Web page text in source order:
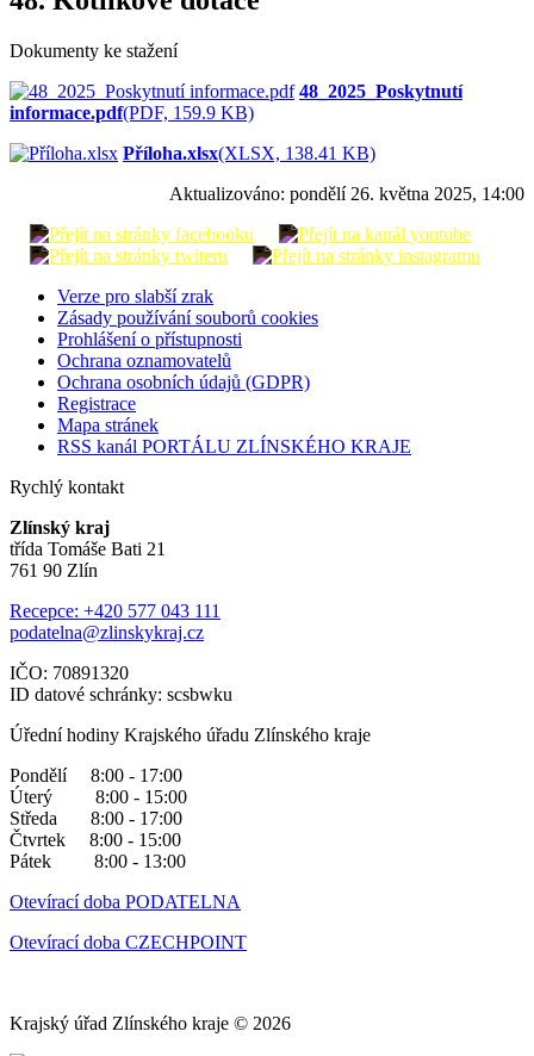
Dokumenty ke stažení
48_2025_Poskytnutí
informace.pdf(PDF, 159.9 KB)
Příloha.xlsx(XLSX, 138.41 KB)
Aktualizováno: pondělí 26. května 2025, 14:00
Verze pro slabší zrak
Zásady používání souborů cookies
Prohlášení o přístupnosti
Ochrana oznamovatelů
Ochrana osobních údajů (GDPR)
Registrace
Mapa stránek
RSS kanál PORTÁLU ZLÍNSKÉHO KRAJE
Rychlý kontakt
Zlínský kraj
třída Tomáše Bati 21
761 90 Zlín
Recepce: +420 577 043 111
podatelna@zlinskykraj.cz
IČO: 70891320
ID datové schránky: scsbwku
Úřední hodiny Krajského úřadu Zlínského kraje
Pondělí 8:00 - 17:00
Úterý 8:00 - 15:00
Středa 8:00 - 17:00
Čtvrtek 8:00 - 15:00
Pátek 8:00 - 13:00
Otevírací doba PODATELNA
Otevírací doba CZECHPOINT
Krajský úřad Zlínského kraje © 2026